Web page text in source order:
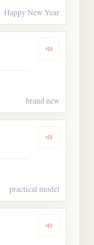
Happy New Year
Dengarkan
brand new
Dengarkan
practical model
Dengarkan